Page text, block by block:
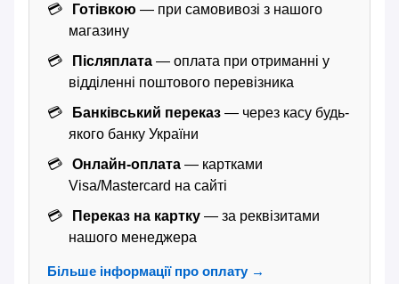
Готівкою — при самовивозі з нашого
магазину
Післяплата — оплата при отриманні у
відділенні поштового перевізника
Банківський переказ — через касу будь-
якого банку України
Онлайн-оплата — картками
Visa/Mastercard на сайті
Переказ на картку — за реквізитами
нашого менеджера
Більше інформації про оплату →